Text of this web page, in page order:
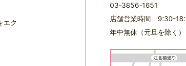
エク
03-3856-1651
店舗営業時間 9:30-
年中無休（元旦を除く）